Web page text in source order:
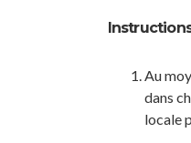
Au
dans
locale